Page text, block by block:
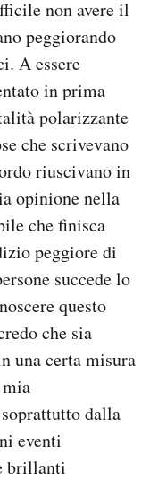
non avere il
peggiorando
A essere
in prima
polarizzante
che scrivevano
riuscivano in
opinione nella
che finisca
peggiore di
succede lo
questo
che sia
una certa misura
dalla
eventi
brillanti